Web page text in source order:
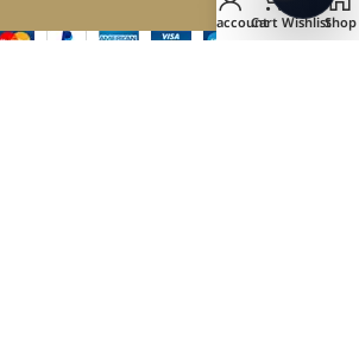
Shop
Wishlist
Cart
My account